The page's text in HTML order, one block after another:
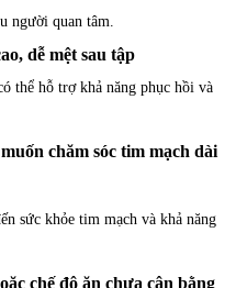
người quan tâm.
dễ mệt sau tập
thể hỗ trợ khả năng phục hồi và
chăm sóc tim mạch dài
sức khỏe tim mạch và khả năng
chế độ ăn chưa cân bằng